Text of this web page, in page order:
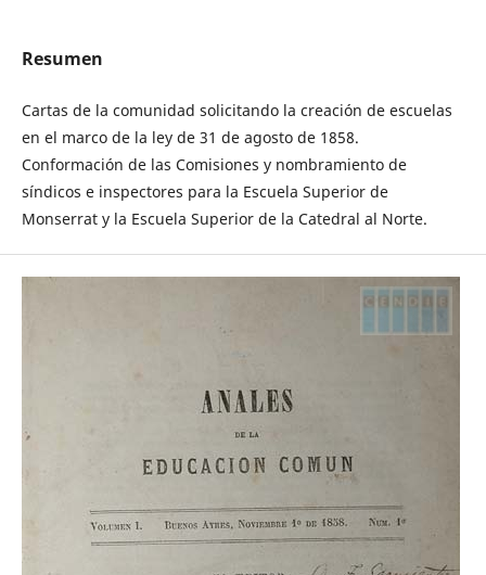
Resumen
Cartas de la comunidad solicitando la creación de escuelas
en el marco de la ley de 31 de agosto de 1858.
Conformación de las Comisiones y nombramiento de
síndicos e inspectores para la Escuela Superior de
Monserrat y la Escuela Superior de la Catedral al Norte.